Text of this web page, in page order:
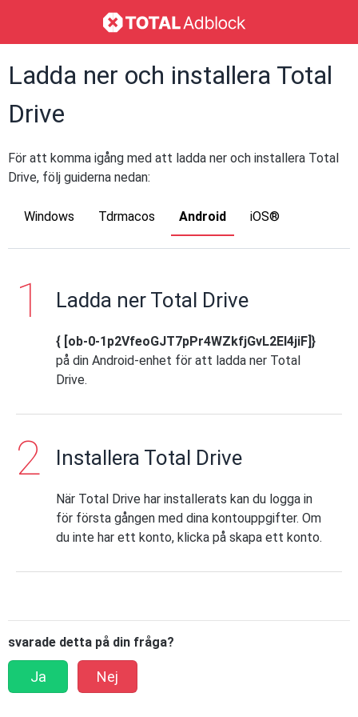
Ladda ner och installera Total
Drive
För att komma igång med att ladda ner och installera Total
Drive, följ guiderna nedan:
Windows Tdrmacos Android iOS®
Ladda ner Total Drive
{ [ob-0-1p2VfeoGJT7pPr4WZkfjGvL2EI4jiF]}
på din Android-enhet för att ladda ner Total
Drive.
Installera Total Drive
När Total Drive har installerats kan du logga in
för första gången med dina kontouppgifter. Om
du inte har ett konto, klicka på skapa ett konto.
svarade detta på din fråga?
Ja Nej